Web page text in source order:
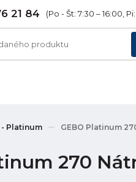
21 84 (Po - Št: 7:30 – 16:00,
- Platinum GEBO Platinum
270